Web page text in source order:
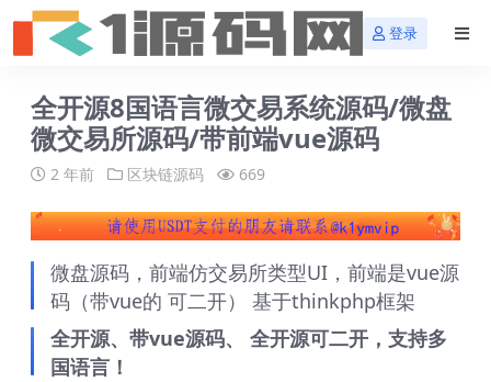
登录
全开源8国语言微交易系统源码/微盘
微交易所源码/带前端vue源码
2 年前 区块链源码 669
微盘源码，前端仿交易所类型UI，前端是vue源
码（带vue的 可二开） 基于thinkphp框架
全开源、带vue源码、 全开源可二开，支持多
国语言！